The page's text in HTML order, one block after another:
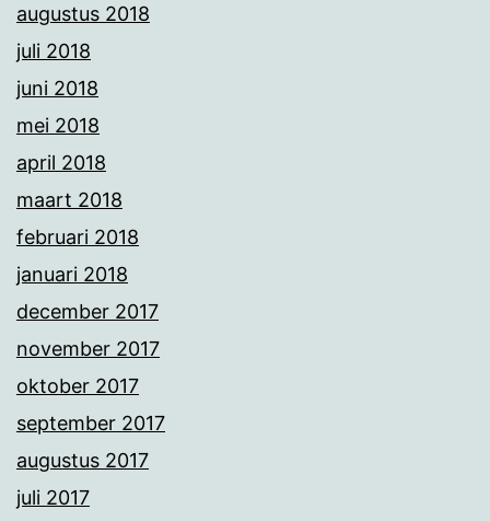
augustus 2018
juli 2018
juni 2018
mei 2018
april 2018
maart 2018
februari 2018
januari 2018
december 2017
november 2017
oktober 2017
september 2017
augustus 2017
juli 2017